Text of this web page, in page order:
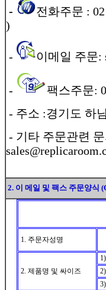
-
전화주문 :
)
- 이메일 주문:
-
팩스주문:
- 주소 :경기도 하
- 기타 주문관련
2. 이 메일 및 팩스 주문양식
1. 주문자성명
2. 제품명 및 싸이즈